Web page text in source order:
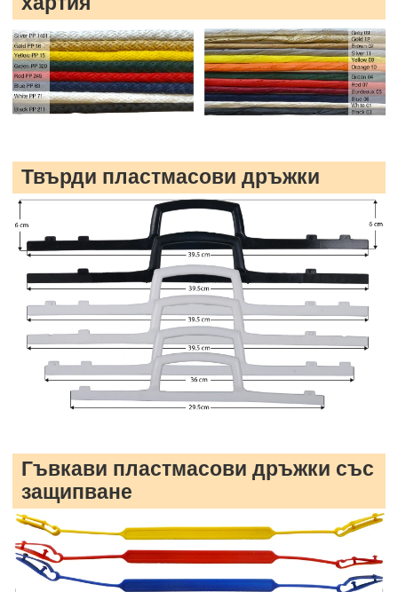
Твърди пластмасови дръжки
Гъвкави пластмасови дръжки със
защипване